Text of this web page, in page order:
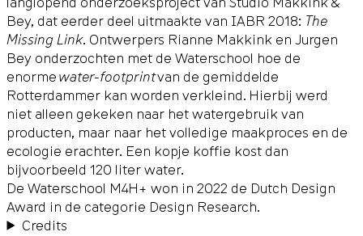
Bey, dat eerder deel uitmaakte van IABR 2018: The
Missing Link. Ontwerpers Rianne Makkink en Jurgen
Bey onderzochten met de Waterschool hoe de
enormewater-footprintvan de gemiddelde
Rotterdammer kan worden verkleind. Hierbij werd
niet alleen gekeken naar het watergebruik van
producten, maar naar het volledige maakproces en de
ecologie erachter. Een kopje koffie kost dan
bijvoorbeeld 120 liter water.
De Waterschool M4H+ won in 2022 de Dutch Design
Award in de categorie Design Research.
Credits